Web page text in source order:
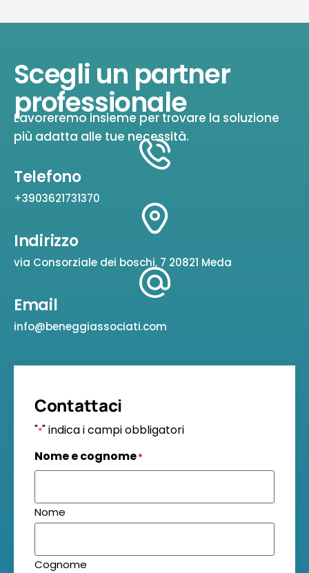
Scegli un partner
professionale
Lavoreremo insieme per trovare la soluzione
più adatta alle tue necessità.
Telefono
+3903621731370
Indirizzo
via Consorziale dei boschi, 7 20821 Meda
Email
info@beneggiassociati.com
Contattaci
"*" indica i campi obbligatori
Nome e cognome*
Nome
Cognome